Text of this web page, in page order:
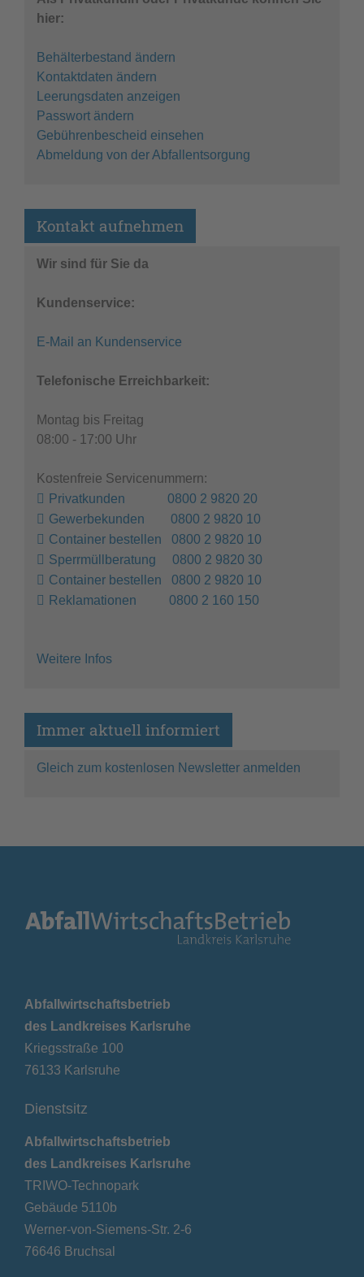
hier:
Behälterbestand ändern
Kontaktdaten ändern
Leerungsdaten anzeigen
Passwort ändern
Gebührenbescheid einsehen
Abmeldung von der Abfallentsorgung
Kontakt aufnehmen
Wir sind für Sie da
Kundenservice:
E-Mail an Kundenservice
Telefonische Erreichbarkeit:
Montag bis Freitag
08:00 - 17:00 Uhr
Kostenfreie Servicenummern:
Privatkunden 0800 2 9820 20
Gewerbekunden 0800 2 9820 10
Container bestellen 0800 2 9820 10
Sperrmüllberatung 0800 2 9820 30
Container bestellen 0800 2 9820 10
Reklamationen 0800 2 160 150
Weitere Infos
Immer aktuell informiert
Gleich zum kostenlosen Newsletter anmelden
Abfallwirtschaftsbetrieb
des Landkreises Karlsruhe
Kriegsstraße 100
76133 Karlsruhe
Dienstsitz
Abfallwirtschaftsbetrieb
des Landkreises Karlsruhe
TRIWO-Technopark
Gebäude 5110b
Werner-von-Siemens-Str. 2-6
76646 Bruchsal